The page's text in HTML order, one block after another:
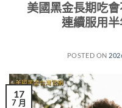
美國黑金長期吃
連續服用
POSTED ON
17
7 月